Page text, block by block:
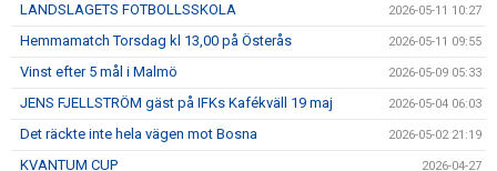
LANDSLAGETS FOTBOLLSSKOLA 2026-05-11 10:27
Hemmamatch Torsdag kl 13,00 på Österås 2026-05-11 09:55
Vinst efter 5 mål i Malmö 2026-05-09 05:33
JENS FJELLSTRÖM gäst på IFKs Kafékväll 19 maj 2026-05-04 06:03
Det räckte inte hela vägen mot Bosna 2026-05-02 21:19
KVANTUM CUP 2026-04-27